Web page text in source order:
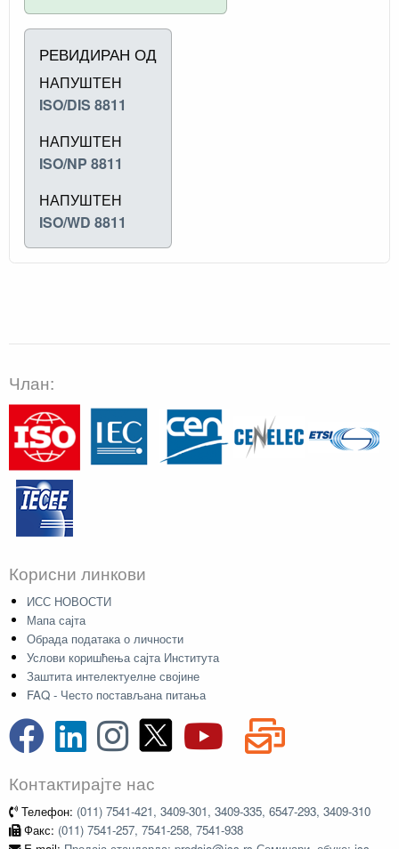
РЕВИДИРАН ОД
НАПУШТЕН
ISO/DIS 8811
НАПУШТЕН
ISO/NP 8811
НАПУШТЕН
ISO/WD 8811
Члан:
Корисни линкови
ИСС НОВОСТИ
Мапа сајта
Обрада података о личности
Услови коришћења сајта Института
Заштита интелектуелне својине
FAQ - Често постављана питања
Контактирајте нас
Телефон: (011) 7541-421, 3409-301, 3409-335, 6547-293, 3409-310
Факс: (011) 7541-257, 7541-258, 7541-938